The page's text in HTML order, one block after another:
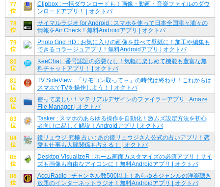
77
位
Clipbox : 一括ダウンロードも！画像・動画・音楽ファイルのダウ
ンロードアプリ！ | オクトバ
78
位
サイマルラジオ for Android : スマホを使って日本全国津々浦々の
情報をAir Check！無料Androidアプリ | オクトバ
79
位
Photo Grid HD : お気に入りの画像を並べて壁紙に！加工や編集も
できるコラージュアプリ！無料Androidアプリ | オクトバ
80
位
KeeChat : 番号認証の必要なし！気軽に楽しめて機能も豊富な無
料チャットアプリ！ | オクトバ
81
位
TV SideView : 「リモコン取って～」の時代は終わり！これからは
スマホでTVを操作しよう！ | オクトバ
82
位
使って楽しい！マテリアルデザインのファイラーアプリ : Amaze
File Manager | オクトバ
83
位
Tasker : スマホのあらゆる操作を自動化！激ムズ設定方法を初心
者向けに易しく解説！Androidアプリ | オクトバ
84
位
鏡リュウジ 究極 占い : あの鏡リュウジさん公式の占いアプリ！恋
愛も仕事も人間関係も占える！ | オクトバ
85
位
Desktop VisualizeR : ホーム画面カスタマイズの必須アプリ！サイ
ズも画像も自由なアイコンに！無料Androidアプリ | オクトバ
86
位
AccuRadio : チャンネル数500以上！あらゆるジャンルの洋楽聴き
放題のインターネットラジオ！無料Androidアプリ | オクトバ